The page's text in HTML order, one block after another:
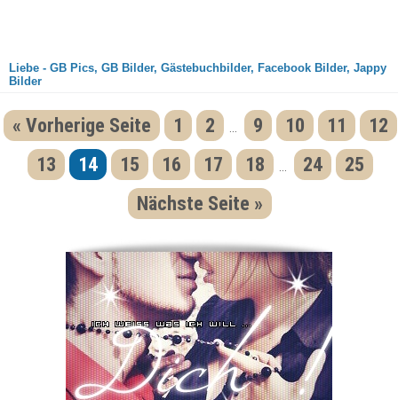
Liebe - GB Pics, GB Bilder, Gästebuchbilder, Facebook Bilder, Jappy
Bilder
« Vorherige Seite 1 2 9 10 11
12
13
14 15 16 17 18 24
25
Nächste Seite »